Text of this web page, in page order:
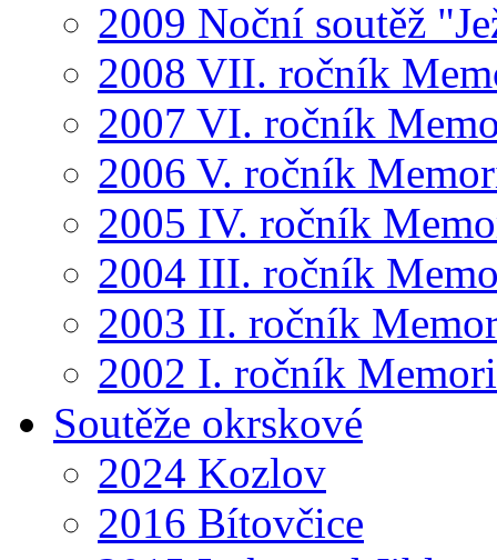
2009 Noční soutěž
2008 VII. ročník
2007 VI. ročník
2006 V. ročník
2005 IV. ročník
2004 III. ročník
2003 II. ročník
2002 I. ročník
Soutěže okrskové
2024 Kozlov
2016 Bítovčice